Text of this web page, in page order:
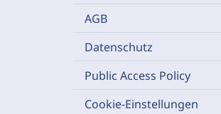
AGB
Datenschutz
Public Access Policy
Cookie-Einstellungen